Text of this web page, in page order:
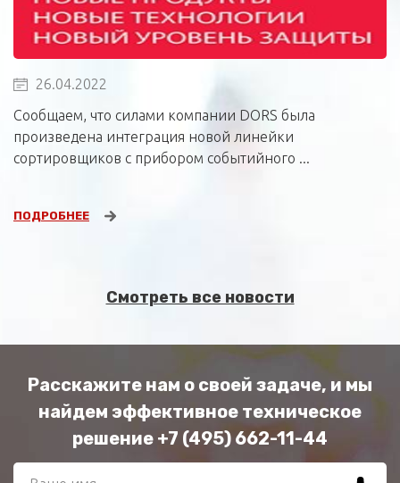
26.04.2022
Сообщаем, что силами компании DORS была
произведена интеграция новой линейки
сортировщиков с прибором событийного ...
ПОДРОБНЕЕ
Смотреть все новости
Расскажите нам о своей задаче, и мы
найдем эффективное техническое
решение +7 (495) 662-11-44